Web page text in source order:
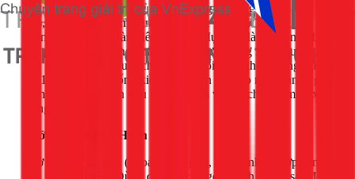
Sau khi lớp bả cuối cùng đã khô cứng (thường sau 12-24
giờ), dùng giấy nhám mịn (P320) bọc vào một miếng gỗ
phẳng và xả nhẹ nhàng lên bề mặt. Mục tiêu là tạo ra một bề
mặt phẳng, mịn, đồng nhất với khu vực tường xung quanh.
Sau khi xả nhám, lau sạch bụi lần cuối. Tiếp theo, dùng rulo
lăn 1 lớp sơn lót chống kiềm. Lớp sơn này tạo một màng ngăn
cách, bảo vệ lớp sơn phủ khỏi hơi ẩm và các chất kiềm từ xi
măng.
Bước 4: Sơn Phủ Hoàn Thiện
Chờ lớp sơn lót khô (khoảng 2-4 giờ), tiến hành lăn lớp sơn
phủ màu đầu tiên. Dùng cọ quét các góc, cạnh trước, sau đó